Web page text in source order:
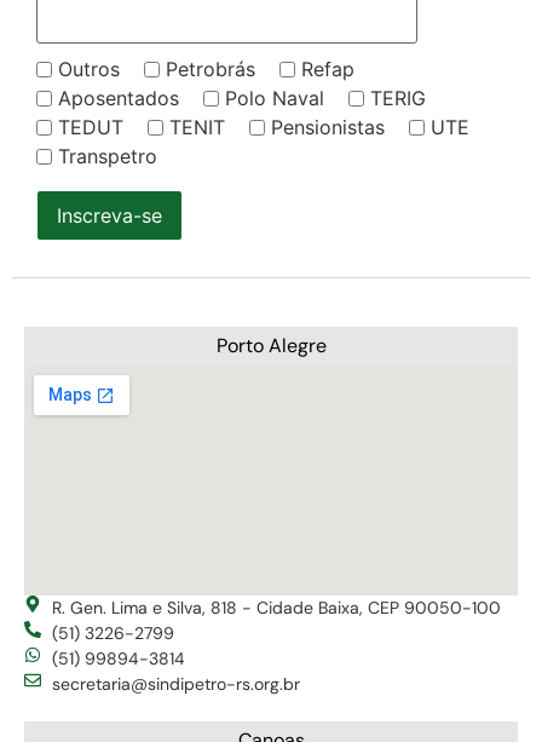
Outros Petrobrás
Refap
Aposentados
Polo Naval
TERIG
TEDUT
TENIT Pensionistas
UTE
Transpetro
Inscreva-se
Porto Alegre
R. Gen. Lima e Silva, 818 - Cidade Baixa, CEP 90050-100
(51) 3226-2799
(51) 99894-3814
secretaria@sindipetro-rs.org.br